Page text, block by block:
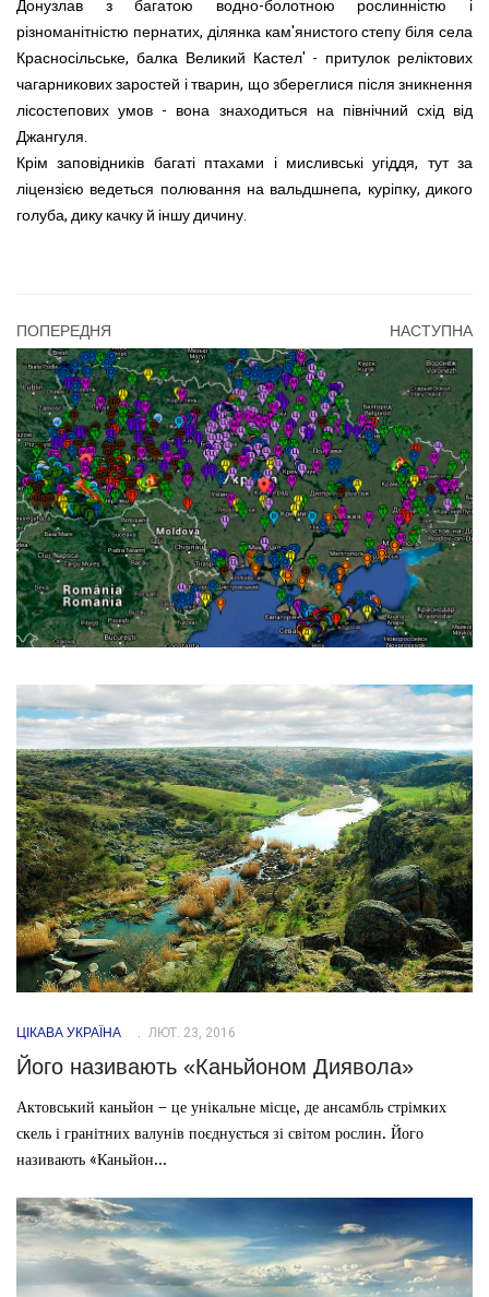
Донузлав з багатою водно-болотною рослинністю і
різноманітністю пернатих, ділянка кам'янистого степу біля села
Красносільське, балка Великий Кастел' - притулок реліктових
чагарникових заростей і тварин, що збереглися після зникнення
лісостепових умов - вона знаходиться на північний схід від
Джангуля.
Крім заповідників багаті птахами і мисливські угіддя, тут за
ліцензією ведеться полювання на вальдшнепа, куріпку, дикого
голуба, дику качку й іншу дичину.
ПОПЕРЕДНЯ НАСТУПНА
ЦІКАВА УКРАЇНА ЛЮТ. 23, 2016
Його називають «Каньйоном Диявола»
Актовський каньйон – це унікальне місце, де ансамбль стрімких
скель і гранітних валунів поєднується зі світом рослин. Його
називають «Каньйон...